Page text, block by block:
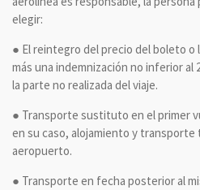
elegir:
● El reintegro del precio del boleto o
más una indemnización no inferior al
la parte no realizada del viaje.
● Transporte sustituto en el primer
en su caso, alojamiento y
aeropuerto.
● Transporte en fecha posterior al